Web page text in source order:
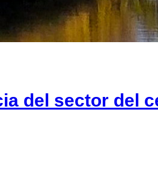
del sector del